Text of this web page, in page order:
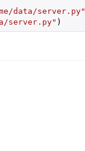
data/server.py"
server.py" )